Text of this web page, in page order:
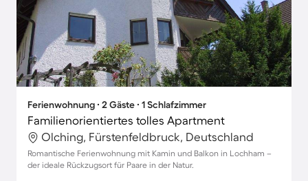
Ferienwohnung ∙ 2 Gäste ∙ 1 Schlafzimmer
Familienorientiertes tolles Apartment
Olching, Fürstenfeldbruck, Deutschland
Romantische Ferienwohnung mit Kamin und Balkon in Lochham –
der ideale Rückzugsort für Paare in der Natur.